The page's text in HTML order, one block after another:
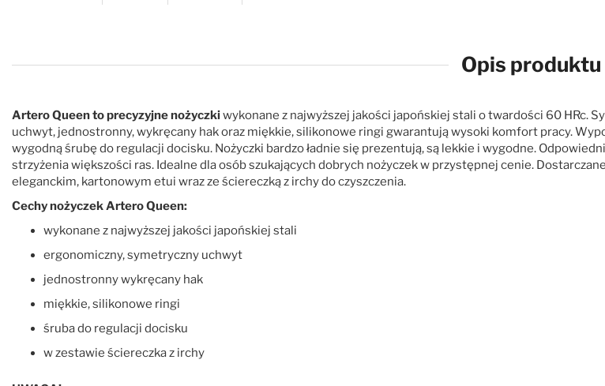
Opis produktu
Artero Queen to precyzyjne nożyczkiwykonane z najwyższej jakości japońskiej stali o twardości 60 HRc.
uchwyt, jednostronny, wykręcany hak oraz miękkie, silikonowe ringi gwarantują wysoki komfort pracy.
wygodną śrubę do regulacji docisku. Nożyczki bardzo ładnie się prezentują, są lekkie i wygodne.
strzyżenia większości ras. Idealne dla osób szukających dobrych nożyczek w przystępnej cenie.
eleganckim, kartonowym etui wraz ze ściereczką z irchy do czyszczenia.
Cechy nożyczek Artero Queen:
wykonane z najwyższej jakości japońskiej stali
ergonomiczny, symetryczny uchwyt
jednostronny wykręcany hak
miękkie, silikonowe ringi
śruba do regulacji docisku
w zestawie ściereczka z irchy